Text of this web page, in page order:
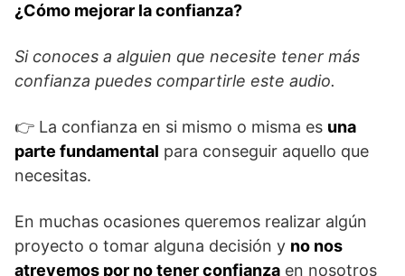
¿Cómo mejorar la confianza?
Si conoces a alguien que necesite tener más
confianza puedes compartirle este audio.
👉 La confianza en si mismo o misma es una
parte fundamental para conseguir aquello que
necesitas.
En muchas ocasiones queremos realizar algún
proyecto o tomar alguna decisión y no nos
atrevemos por no tener confianza en nosotros